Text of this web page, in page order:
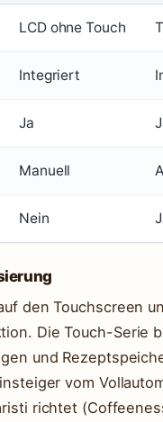
LCD ohne Touch
Integriert
Ja
Manuell
Nein
den Touchscreen
Die Touch-
und
vom
richtet